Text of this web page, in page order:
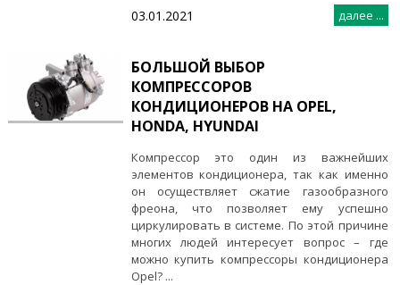
03.01.2021 далее ...
БОЛЬШОЙ ВЫБОР
КОМПРЕССОРОВ
КОНДИЦИОНЕРОВ НА OPEL,
HONDA, HYUNDAI
Компрессор это один из важнейших
элементов кондиционера, так как именно
он осуществляет сжатие газообразного
фреона, что позволяет ему успешно
циркулировать в системе. По этой причине
многих людей интересует вопрос – где
можно купить компрессоры кондиционера
Opel? ...